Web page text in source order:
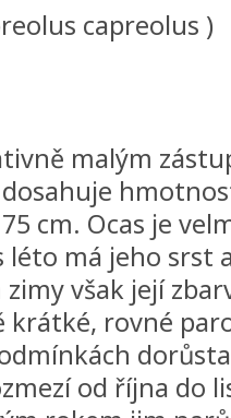
capreolus )
malým
cm. Ocas je
léto má jeho srst
však její
krátké, rovné
od října do